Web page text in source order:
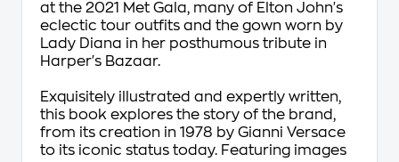
at the 2021 Met Gala, many of Elton John's
eclectic tour outfits and the gown worn by
Lady Diana in her posthumous tribute in
Harper's Bazaar.
Exquisitely illustrated and expertly written,
this book explores the story of the brand,
from its creation in 1978 by Gianni Versace
to its iconic status today. Featuring images